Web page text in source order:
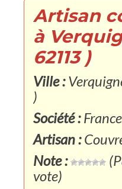
Artisan
à
62113 )
Ville :
)
Société :
Artisan :
Note :
vote)